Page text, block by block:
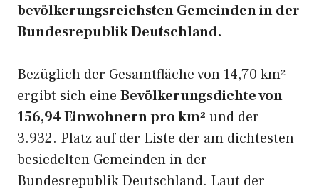
bevölkerungsreichsten Gemeinden in der
Bundesrepublik Deutschland.
Bezüglich der Gesamtfläche von 14,70 km²
ergibt sich eine Bevölkerungsdichte von
156,94 Einwohnern pro km² und der
3.932. Platz auf der Liste der am dichtesten
besiedelten Gemeinden in der
Bundesrepublik Deutschland. Laut der